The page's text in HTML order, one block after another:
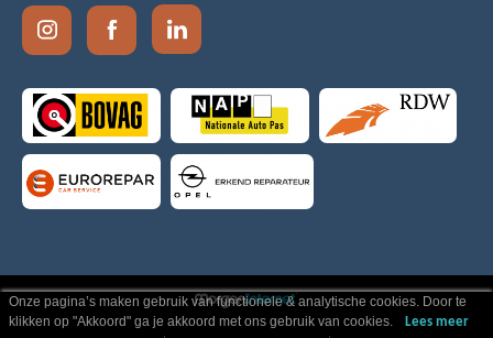
Onze pagina’s maken gebruik van functionele & analytische cookies. Door te
klikken op "Akkoord" ga je akkoord met ons gebruik van cookies.
Lees meer